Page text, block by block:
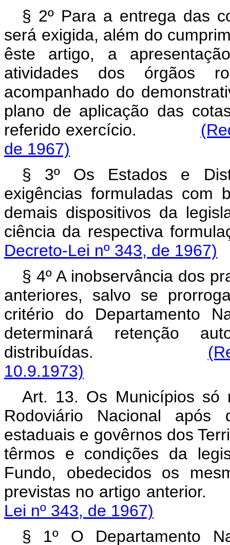
§ 2º Para a entrega das
será exigida, além do
êste artigo, a
atividades dos órgãos
acompanhado do
plano de aplicação das
referido exercício.
de 1967)
§ 3º Os Estados e
exigências formuladas
demais dispositivos da
ciência da respectiva
Decreto-Lei nº 343, de 1967)
§ 4º A inobservância dos
anteriores, salvo se
critério do Departamento
determinará retenção
distribuídas.
10.9.1973)
Art. 13. Os Municípios só
Rodoviário Nacional após
estaduais e govêrnos dos
têrmos e condições da
Fundo, obedecidos os
previstas no artigo
Lei nº 343, de 1967)
§ 1º O Departamento